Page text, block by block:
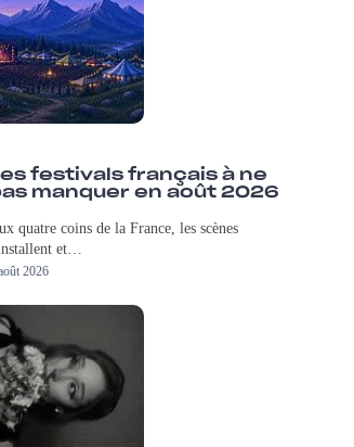
festivals français à ne
manquer en août 2026
quatre coins de la France, les scènes
et…
2026